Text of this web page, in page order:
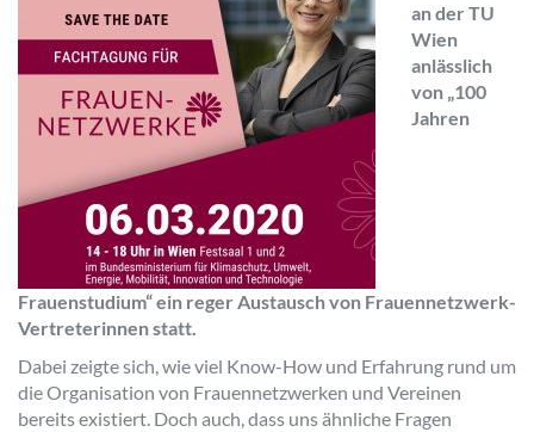
an der TU
Wien
anlässlich
von „100
Jahren
Frauenstudium“ ein reger Austausch von Frauennetzwerk-
Vertreterinnen statt.
Dabei zeigte sich, wie viel Know-How und Erfahrung rund um
die Organisation von Frauennetzwerken und Vereinen
bereits existiert. Doch auch, dass uns ähnliche Fragen